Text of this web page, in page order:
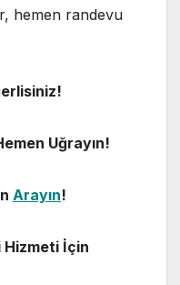
hemen randevu
Uğrayın!
Arayın!
İçin